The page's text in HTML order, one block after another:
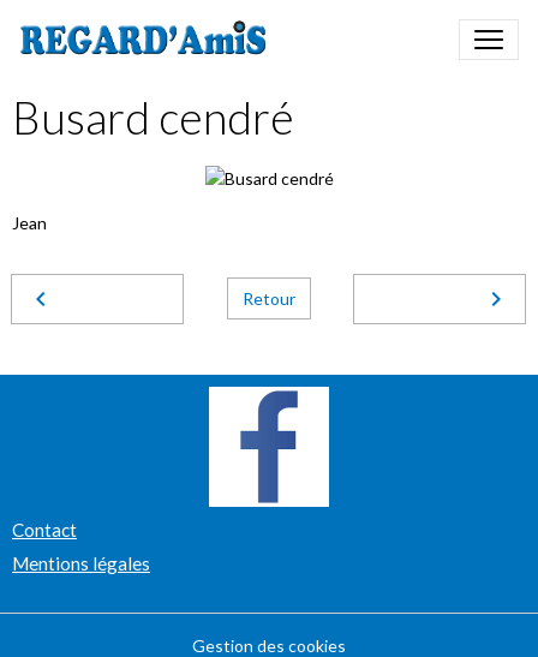
Busard cendré
Jean
Retour
Contact
Mentions légales
Gestion des cookies